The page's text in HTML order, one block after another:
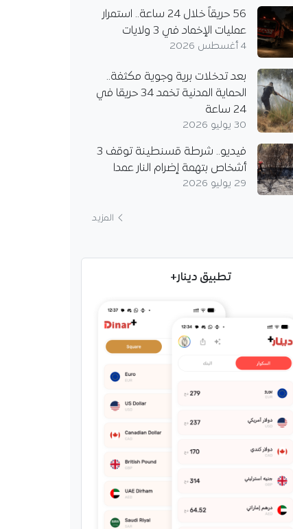
56 حريقاً خلال 24 ساعة.. استمرار
عمليات الإخماد في 3 ولايات
4 أغسطس 2026
بعد تدخلات برية وجوية مكثفة..
الحماية المدنية تخمد 34 حريقا في
24 ساعة
30 يوليو 2026
فيديو.. شرطة قسنطينة توقف 3
أشخاص بتهمة إضرام النار عمدا
29 يوليو 2026
المزيد
تطبيق دينار+